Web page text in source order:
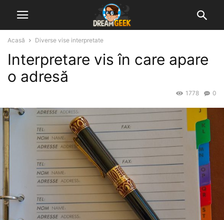
Acasă Diverse vise interpretate
Interpretare vis în care apare
o adresă
0
1778